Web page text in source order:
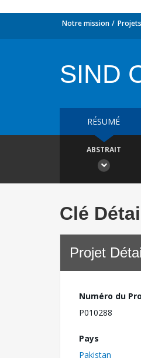
Notre mission
SIND
RÉSUMÉ
ABSTRAIT
Clé
Projet
Numéro du
P010288
Pays
Pakistan